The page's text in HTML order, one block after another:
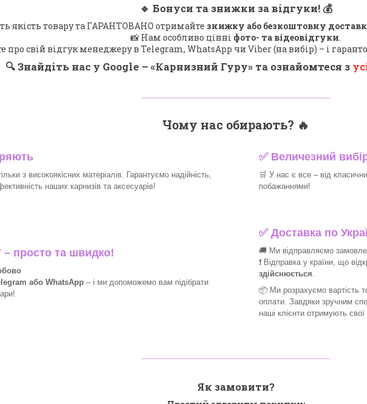
🔹 Бонуси та знижки за відгуки! 💰
якість товару та ГАРАНТОВАНО отримайте знижку або безкоштовну
📸 Нам особливо цінні фото- та відеовідгуки.
про свій відгук менеджеру в Telegram, WhatsApp чи Viber (на вибір) – і
🔍Знайдіть нас у Google – «Карнизний Гуру» та ознайомтеся з
Чому нас обирають? 🔥
з високоякісних матеріалів. Гарантуємо надійність,
наших карнизів та аксесуарів!​
✅ Величезний
🛒 У нас є все – від
побажаннями!​
просто та швидко!
або WhatsApp – і ми допоможемо вам підібрати
✅Доставка по
🚚 Ми відправляємо
❗ Відправка у країни, що
здійснюється.
📦 Ми розрахуємо вартість
оплати. Завдяки зручним
наші клієнти отримують
Як замовити?